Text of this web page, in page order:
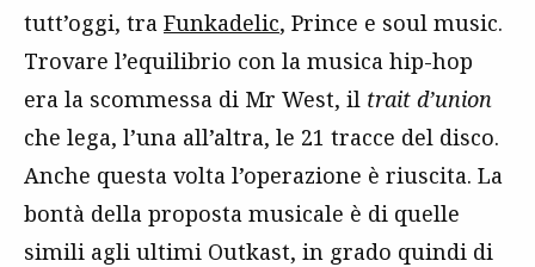
tutt’oggi, tra Funkadelic, Prince e soul music.
Trovare l’equilibrio con la musica hip-hop
era la scommessa di Mr West, il trait d’union
che lega, l’una all’altra, le 21 tracce del disco.
Anche questa volta l’operazione è riuscita. La
bontà della proposta musicale è di quelle
simili agli ultimi Outkast, in grado quindi di